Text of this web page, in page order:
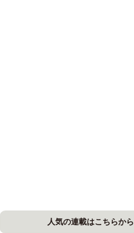
人気の連載はこちらから